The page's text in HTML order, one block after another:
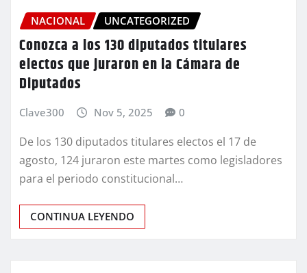
NACIONAL UNCATEGORIZED
Conozca a los 130 diputados titulares
electos que juraron en la Cámara de
Diputados
Clave300 Nov 5, 2025 0
De los 130 diputados titulares electos el 17 de
agosto, 124 juraron este martes como legisladores
para el periodo constitucional…
CONTINUA LEYENDO